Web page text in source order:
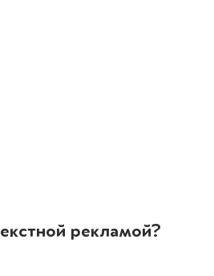
рекламой?